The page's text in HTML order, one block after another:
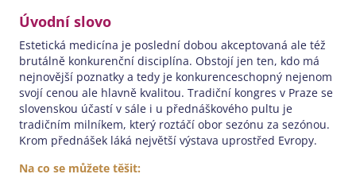
Úvodní slovo
Estetická medicína je poslední dobou akceptovaná ale též
brutálně konkurenční disciplína. Obstojí jen ten, kdo má
nejnovější poznatky a tedy je konkurenceschopný nejenom
svojí cenou ale hlavně kvalitou. Tradiční kongres v Praze se
slovenskou účastí v sále i u přednáškového pultu je
tradičním milníkem, který roztáčí obor sezónu za sezónou.
Krom přednášek láká největší výstava uprostřed Evropy.
Na co se můžete těšit: